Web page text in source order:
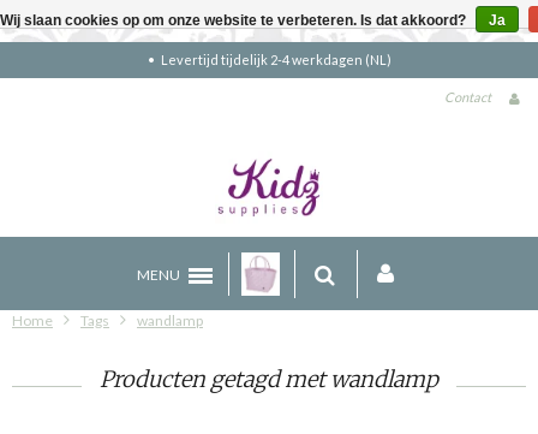
Levertijd tijdelijk 2-4 werkdagen (NL)
Contact
MENU
Home Tags wandlamp
Producten getagd met wandlamp
Wij slaan cookies op om onze website te verbeteren. Is dat akkoord? Ja